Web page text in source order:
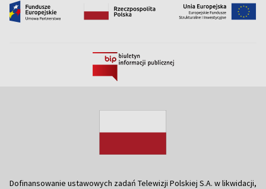
Dofinansowanie ustawowych zadań Telewizji Polskiej S.A. w likwidacji,